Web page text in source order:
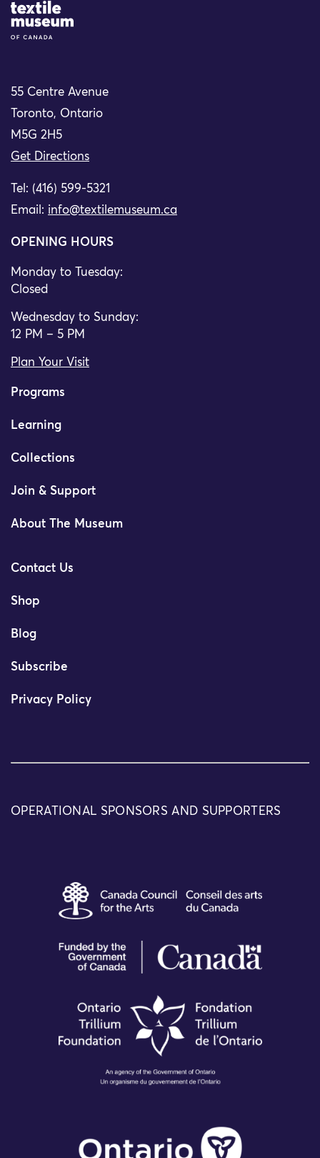
Site Logo
55 Centre Avenue
Toronto, Ontario
M5G 2H5
Get Directions
Tel: (416) 599-5321
Email: info@textilemuseum.ca
OPENING HOURS
Monday to Tuesday:
Closed
Wednesday to Sunday:
12 PM – 5 PM
Plan Your Visit
Programs
Learning
Collections
Join & Support
About The Museum
Contact Us
Shop
Blog
Subscribe
Privacy Policy
OPERATIONAL SPONSORS AND SUPPORTERS